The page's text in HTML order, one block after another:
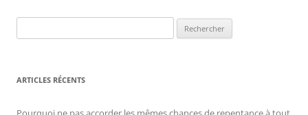
e
h
r
ARTICLES RÉCENTS